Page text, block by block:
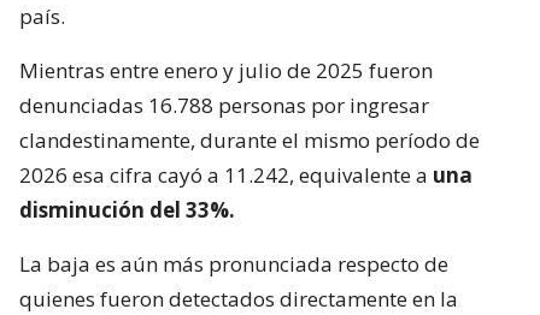
país.
Mientras entre enero y julio de 2025 fueron
denunciadas 16.788 personas por ingresar
clandestinamente, durante el mismo período de
2026 esa cifra cayó a 11.242, equivalente a una
disminución del 33%.
La baja es aún más pronunciada respecto de
quienes fueron detectados directamente en la